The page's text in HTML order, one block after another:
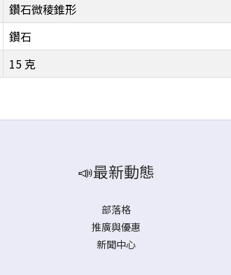
鑽石微稜錐形
鑽石
15 克
📣最新動態
部落格
推廣與優惠
新聞中心